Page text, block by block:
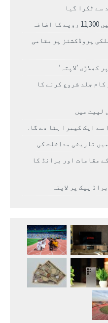
سے ٹکرا گیا
پروڈکشنز پر مقامی
‘لاپتہ’
جلد شروع کرنے کا
لپیٹ میں
تاریخی مداخلت کی
مردوں کے کرکٹ ورلڈ کپ 2027 کے مقامات اور برانڈ کا